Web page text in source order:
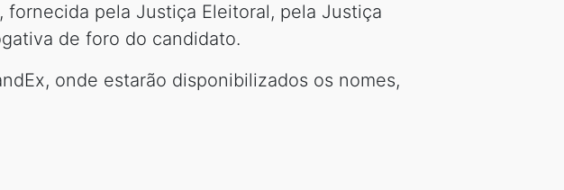
pela Justiça Eleitoral, pela Justiça
de foro do candidato.
onde estarão disponibilizados os nomes,